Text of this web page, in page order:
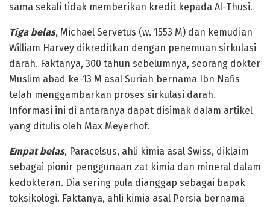
sama sekali tidak memberikan kredit kepada Al-Thusi.
Tiga belas, Michael Servetus (w. 1553 M) dan kemudian
William Harvey dikreditkan dengan penemuan sirkulasi
darah. Faktanya, 300 tahun sebelumnya, seorang dokter
Muslim abad ke-13 M asal Suriah bernama Ibn Nafis
telah menggambarkan proses sirkulasi darah.
Informasi ini di antaranya dapat disimak dalam artikel
yang ditulis oleh Max Meyerhof.
Empat belas, Paracelsus, ahli kimia asal Swiss, diklaim
sebagai pionir penggunaan zat kimia dan mineral dalam
kedokteran. Dia sering pula dianggap sebagai bapak
toksikologi. Faktanya, ahli kimia asal Persia bernama